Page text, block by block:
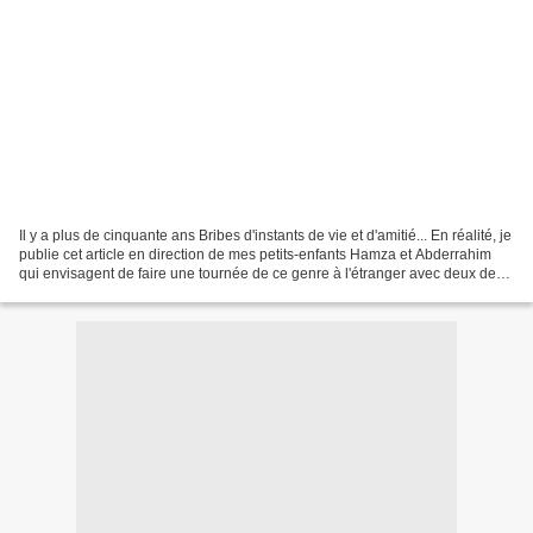
Il y a plus de cinquante ans Bribes d'instants de vie et d'amitié... En réalité, je
publie cet article en direction de mes petits-enfants Hamza et Abderrahim
qui envisagent de faire une tournée de ce genre à l'étranger avec deux de